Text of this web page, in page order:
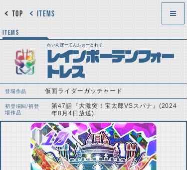
ITEMS
TOP
ITEMS
れいんぼーてんふぉーとれす
レインボーテンフォー
トレス
登場作品 仮面ライダーガッチャード
初登場回/初登
場作品
第47話『大激突！宝太郎VSスパナ』(2024
年8月4日放送)